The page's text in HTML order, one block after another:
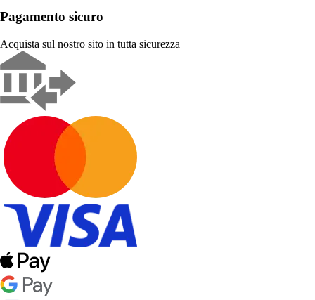
Pagamento sicuro
Acquista sul nostro sito in tutta sicurezza